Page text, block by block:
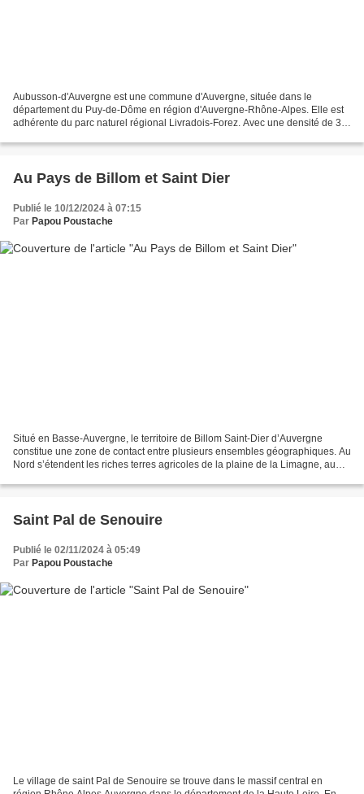
Aubusson-d'Auvergne est une commune d'Auvergne, située dans le
département du Puy-de-Dôme en région d'Auvergne-Rhône-Alpes. Elle est
adhérente du parc naturel régional Livradois-Forez. Avec une densité de 36
Au Pays de Billom et Saint Dier
Publié le 10/12/2024 à 07:15
Par Papou Poustache
Situé en Basse-Auvergne, le territoire de Billom Saint-Dier d’Auvergne
constitue une zone de contact entre plusieurs ensembles géographiques. Au
Nord s’étendent les riches terres agricoles de la plaine de la Limagne, au
Saint Pal de Senouire
Publié le 02/11/2024 à 05:49
Par Papou Poustache
Le village de saint Pal de Senouire se trouve dans le massif central en